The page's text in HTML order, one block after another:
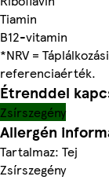
Tiamin
B12-vitamin
*NRV = Táplálkozási
referenciaérték.
Étrenddel
Zsírszegény
Allergén
Tartalmaz: Tej
Zsírszegény